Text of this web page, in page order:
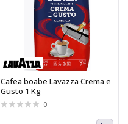
Cafea boabe Lavazza Crema e
Gusto 1 Kg
0